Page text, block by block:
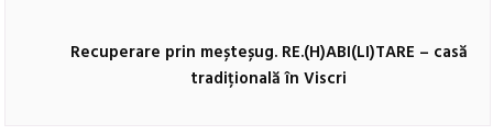
Recuperare prin meșteșug. RE.(H)ABI(LI)TARE – casă
tradițională în Viscri